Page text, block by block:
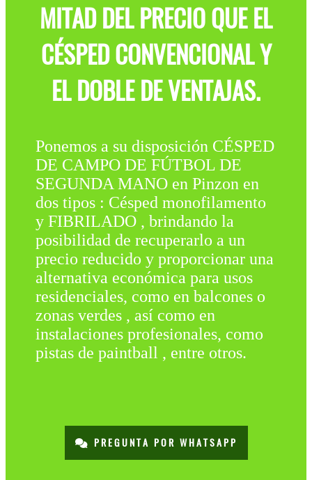
MITAD DEL PRECIO QUE EL
CÉSPED CONVENCIONAL Y
EL DOBLE DE VENTAJAS.
Ponemos a su disposición CÉSPED
DE CAMPO DE FÚTBOL DE
SEGUNDA MANO en Pinzon en
dos tipos : Césped monofilamento
y FIBRILADO , brindando la
posibilidad de recuperarlo a un
precio reducido y proporcionar una
alternativa económica para usos
residenciales, como en balcones o
zonas verdes , así como en
instalaciones profesionales, como
pistas de paintball , entre otros.
PREGUNTA POR WHATSAPP